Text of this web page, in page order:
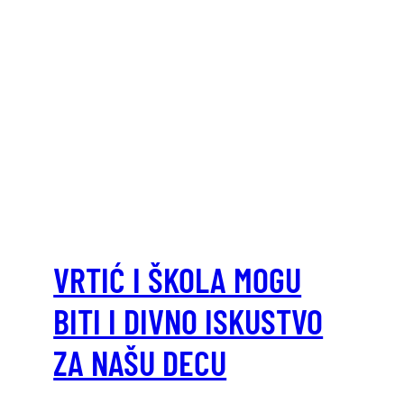
VRTIĆ I ŠKOLA MOGU
BITI I DIVNO ISKUSTVO
ZA NAŠU DECU